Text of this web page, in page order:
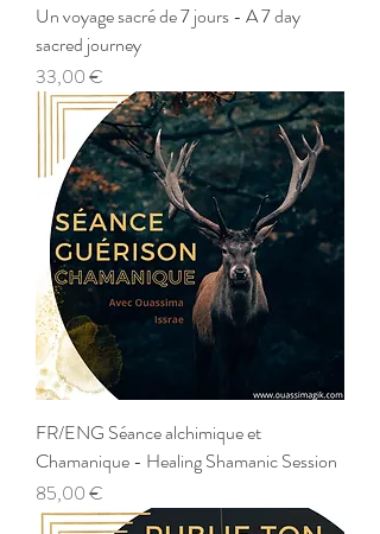
Un voyage sacré de 7 jours - A 7 day
sacred journey
Prix
33,00 €
FR/ENG Séance alchimique et
Chamanique - Healing Shamanic Session
Prix
85,00 €